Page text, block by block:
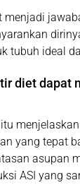
menjadi
tubuh ideal
diet dapat
itu
yang tepat
asupan
ASI yang